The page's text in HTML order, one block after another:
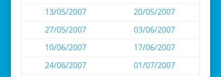
13/05/2007
20/05/2007
27/05/2007
03/06/2007
10/06/2007
17/06/2007
24/06/2007
01/07/2007